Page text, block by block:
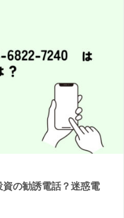
の勧誘電話？迷惑電